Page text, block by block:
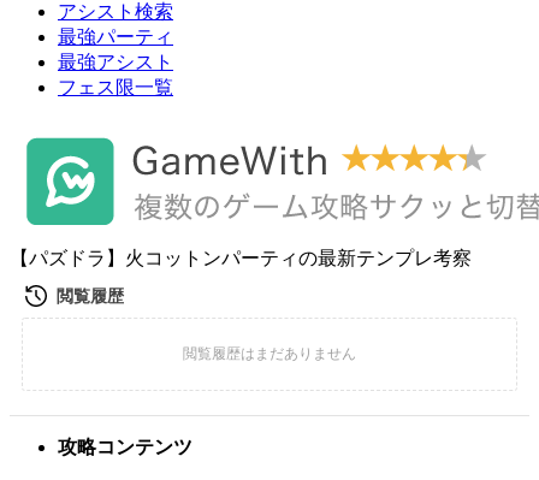
アシスト検索
最強パーティ
最強アシスト
フェス限一覧
【パズドラ】火コットンパーティの最新テンプレ考察
攻略コンテンツ